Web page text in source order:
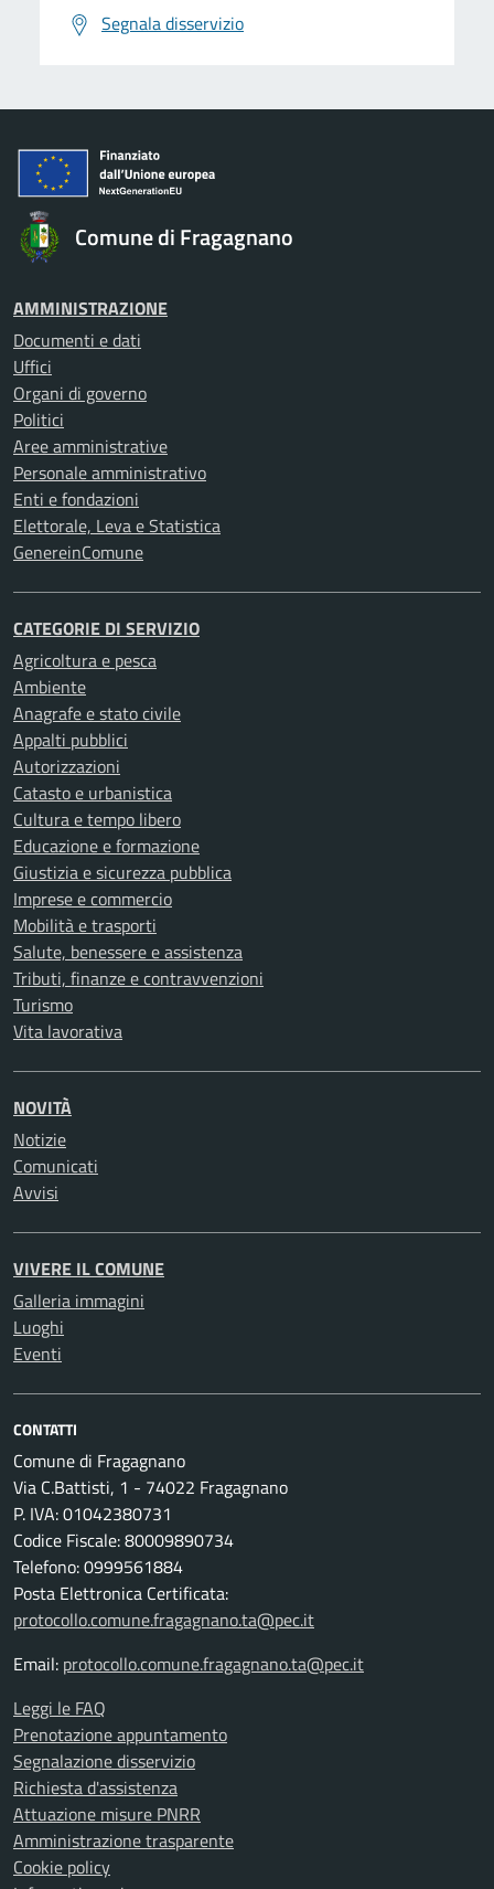
Segnala disservizio
Comune di Fragagnano
AMMINISTRAZIONE
Documenti e dati
Uffici
Organi di governo
Politici
Aree amministrative
Personale amministrativo
Enti e fondazioni
Elettorale, Leva e Statistica
GenereinComune
CATEGORIE DI SERVIZIO
Agricoltura e pesca
Ambiente
Anagrafe e stato civile
Appalti pubblici
Autorizzazioni
Catasto e urbanistica
Cultura e tempo libero
Educazione e formazione
Giustizia e sicurezza pubblica
Imprese e commercio
Mobilità e trasporti
Salute, benessere e assistenza
Tributi, finanze e contravvenzioni
Turismo
Vita lavorativa
NOVITÀ
Notizie
Comunicati
Avvisi
VIVERE IL COMUNE
Galleria immagini
Luoghi
Eventi
CONTATTI
Comune di Fragagnano
Via C.Battisti, 1 - 74022 Fragagnano
P. IVA: 01042380731
Codice Fiscale: 80009890734
Telefono: 0999561884
Posta Elettronica Certificata:
protocollo.comune.fragagnano.ta@pec.it
Email: protocollo.comune.fragagnano.ta@pec.it
Leggi le FAQ
Prenotazione appuntamento
Segnalazione disservizio
Richiesta d'assistenza
Attuazione misure PNRR
Amministrazione trasparente
Cookie policy